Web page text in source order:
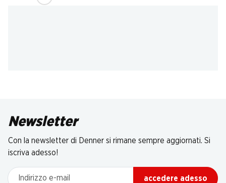
Newsletter
Con la newsletter di Denner si rimane sempre aggiornati. Si
iscriva adesso!
Indirizzo e-mail
accedere adesso